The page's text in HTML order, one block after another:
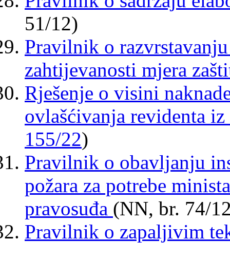
51/12)
Pravilnik o
zahtijevanosti mjera
Rješenje o visini
ovlašćivanja revidenta
155/22)
Pravilnik o obavljanju
požara za potrebe
pravosuđa (NN, br. 74/
Pravilnik o zapaljivim